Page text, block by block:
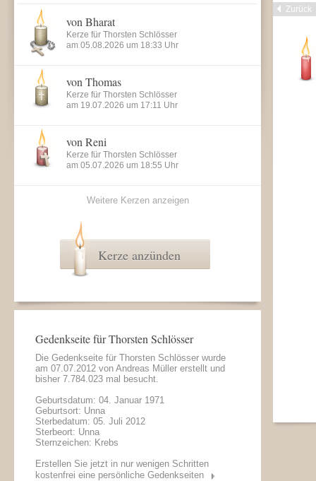
Zurück
von Bharat
Kerze für Thorsten Schlösser
am 05.08.2026 um 18:33 Uhr
von Thomas
Kerze für Thorsten Schlösser
am 19.07.2026 um 17:11 Uhr
von Reni
Kerze für Thorsten Schlösser
am 05.07.2026 um 18:55 Uhr
Weitere Kerzen anzeigen
Kerze anzünden
Gedenkseite für Thorsten Schlösser
Die Gedenkseite für Thorsten Schlösser wurde
am 07.07.2012 von Andreas Müller erstellt und
bisher 7.784.023 mal besucht.
Geburtsdatum: 04. Januar 1971
Geburtsort: Unna
Sterbedatum: 05. Juli 2012
Sterbeort: Unna
Sternzeichen: Krebs
Erstellen Sie jetzt in nur wenigen Schritten
kostenfrei eine persönliche Gedenkseiten